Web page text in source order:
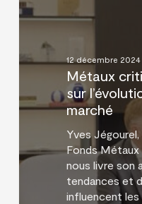
éclairage
sur
récente
du
12 décembre 2024
Métaux
sur
marché
Yves
Fonds Métaux
nous livre son
tendances et
influencent les